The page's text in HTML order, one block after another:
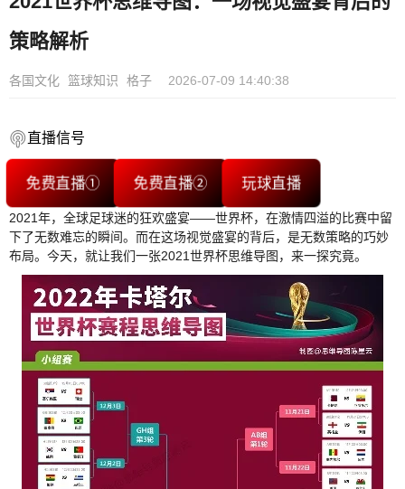
策略解析
各国文化 篮球知识 格子 2026-07-09 14:40:38
直播信号
免费直播① 免费直播② 玩球直播
2021年，全球足球迷的狂欢盛宴——世界杯，在激情四溢的比赛中留
下了无数难忘的瞬间。而在这场视觉盛宴的背后，是无数策略的巧妙
布局。今天，就让我们一张2021世界杯思维导图，来一探究竟。